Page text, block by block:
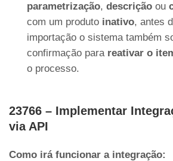
parametrização, descrição ou
com um produto inativo, antes
importação o sistema também
confirmação para reativar o
o processo.
23766 – Implementar
via API
Como irá funcionar a integração: